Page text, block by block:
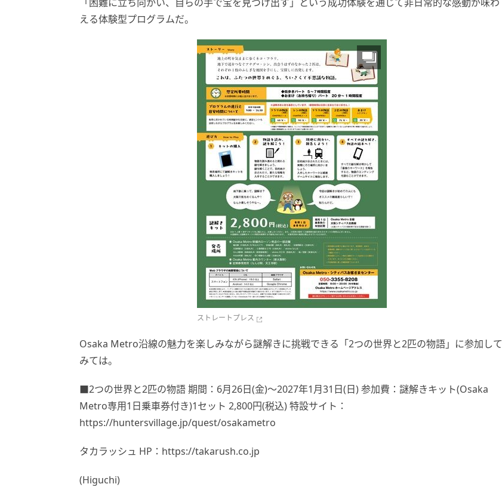
える体験型プログラムだ。
ストレートプレス
Osaka Metro沿線の魅力を楽しみながら謎解きに挑戦できる「2つの世界と2匹の物語」に参加して
みては。
■2つの世界と2匹の物語 期間：6月26日(金)～2027年1月31日(日) 参加費：謎解きキット(Osaka
Metro専用1日乗車券付き)1セット 2,800円(税込) 特設サイト：
https://huntersvillage.jp/quest/osakametro
タカラッシュ HP：https://takarush.co.jp
(Higuchi)